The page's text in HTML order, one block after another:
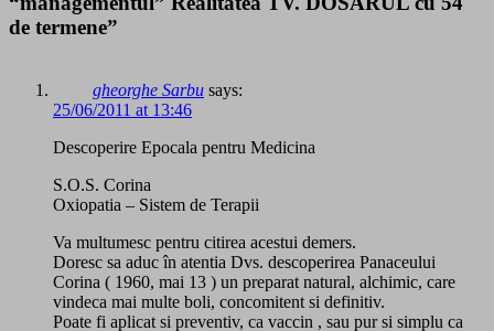
de termene”
gheorghe Sarbu says:
25/06/2011 at 13:46
Descoperire Epocala pentru Medicina
S.O.S. Corina
Oxiopatia – Sistem de Terapii
Va multumesc pentru citirea acestui demers.
Doresc sa aduc în atentia Dvs. descoperirea Panaceului
Corina ( 1960, mai 13 ) un preparat natural, alchimic, care
vindeca mai multe boli, concomitent si definitiv.
Poate fi aplicat si preventiv, ca vaccin , sau pur si simplu ca